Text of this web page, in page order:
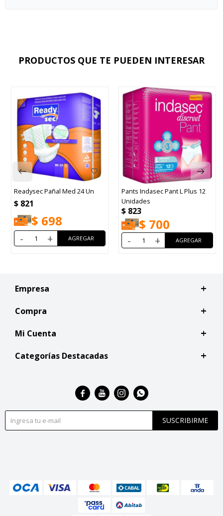
PRODUCTOS QUE TE PUEDEN INTERESAR
Readysec Pañal Med 24 Un
$ 821
$ 698
- +
Pants Indasec Pant L Plus 12
Unidades
$ 823
$ 700
- +
Empresa
Compra
Mi Cuenta
Categorías Destacadas
SUSCRIBIRME
   